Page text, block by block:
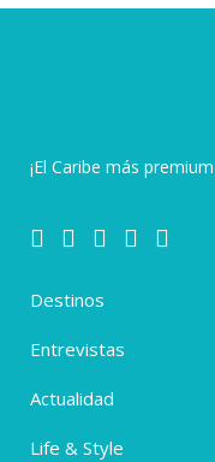
¡El Caribe más
Destinos
Entrevistas
Actualidad
Life & Style